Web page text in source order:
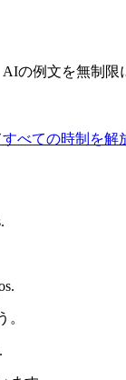
の例文を無制
べての時制を解
。